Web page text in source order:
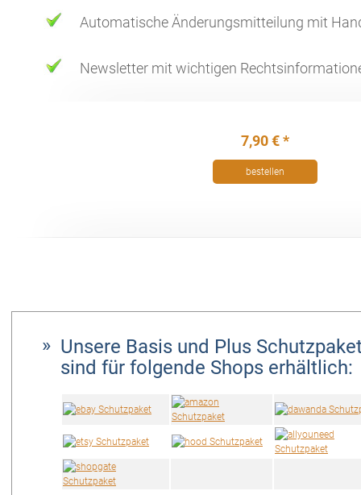
Automatische Änderungsmitteilung mit
Newsletter mit wichtigen
7,90 € *
bestellen
Unsere Basis und Plus
sind für folgende Shops erhältlich: